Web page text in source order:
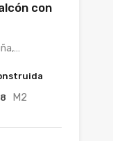
con
M2